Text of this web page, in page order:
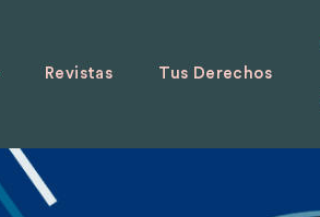
Revistas Tus Derechos